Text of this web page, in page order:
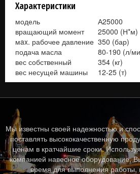
Характеристики
модель
А25000
вращающий момент
25000 (Н*м)
мax. рабочее давление 350 (бар)
подача масла
80-190 (л/
вес собственный
354 (кг)
вес несущей машины
12-25 (т)
Мы известны своей надежностью и
поставлять высококачественную
ценам в кратчайшие сроки.
компанией навесное оборудование,
время для выполнения работы,